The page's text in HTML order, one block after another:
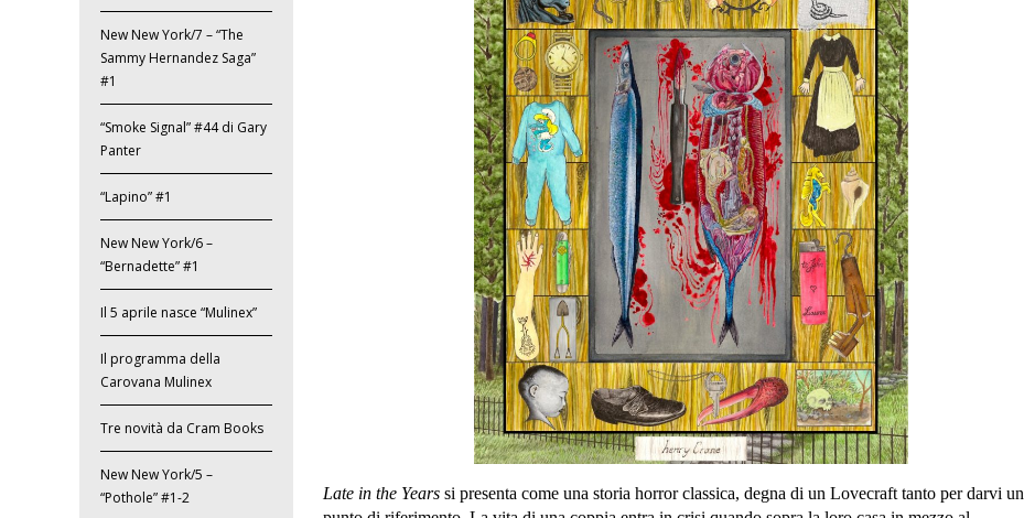
Late in the Years si presenta come una storia horror classica, degna di un Lovecraft tanto per darvi un
New New York/7 – “The
Sammy Hernandez Saga”
#1
“Smoke Signal” #44 di Gary
Panter
“Lapino” #1
New New York/6 –
“Bernadette” #1
Il 5 aprile nasce “Mulinex”
Il programma della
Carovana Mulinex
Tre novità da Cram Books
New New York/5 –
“Pothole” #1-2